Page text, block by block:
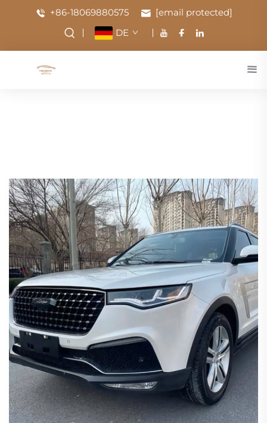
+86-18069880575
[email protected]
DE